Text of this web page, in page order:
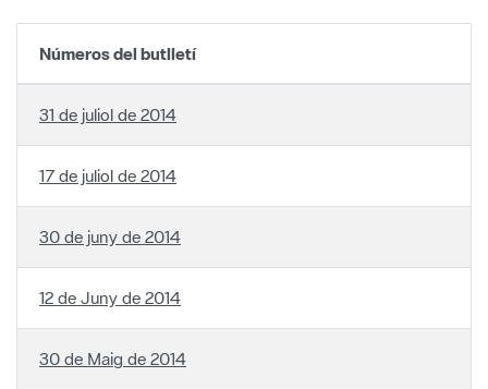
Números del butlletí
31 de juliol de 2014
17 de juliol de 2014
30 de juny de 2014
12 de Juny de 2014
30 de Maig de 2014